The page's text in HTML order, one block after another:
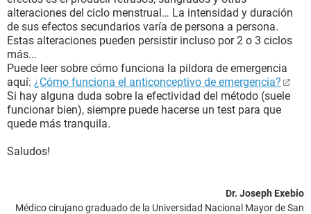
alteraciones del ciclo menstrual… La intensidad y duración
de sus efectos secundarios varía de persona a persona.
Estas alteraciones pueden persistir incluso por 2 o 3 ciclos
más...
Puede leer sobre cómo funciona la pildora de emergencia
aquí: ¿Cómo funciona el anticonceptivo de emergencia?
Si hay alguna duda sobre la efectividad del método (suele
funcionar bien), siempre puede hacerse un test para que
quede más tranquila.
Saludos!
Dr. Joseph Exebio
Médico cirujano graduado de la Universidad Nacional Mayor de San